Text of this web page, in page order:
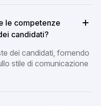
le competenze
candidati?
dei candidati, fornendo
stile di comunicazione